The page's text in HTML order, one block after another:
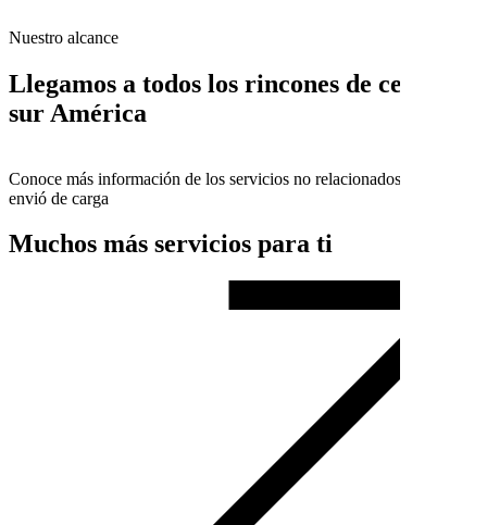
Nuestro alcance
Llegamos a todos los rincones de centro y
sur América
Conoce más información de los servicios no relacionados con el
envió de carga
Muchos más servicios para ti